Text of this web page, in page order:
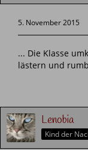
5. November 2015
... Die Klasse
lästern und
Lenobia
Kind der